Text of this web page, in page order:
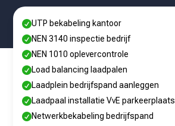
UTP bekabeling kantoor
NEN 3140 inspectie bedrijf
NEN 1010 oplevercontrole
Load balancing laadpalen
Laadplein bedrijfspand aanleggen
Laadpaal installatie VvE parkeerplaats
Netwerkbekabeling bedrijfspand